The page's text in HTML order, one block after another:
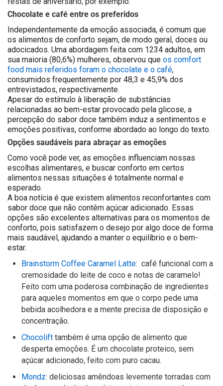
Chocolate e café entre os preferidos
Independentemente da emoção associada, é comum que
os alimentos de conforto sejam, de modo geral, doces ou
adocicados. Uma abordagem feita com 1234 adultos, em
sua maioria (80,6%) mulheres, observou que os comfort
food mais referidos foram o chocolate e o café,
consumidos frequentemente por 48,3 e 45,9% dos
entrevistados, respectivamente.
Apesar do estímulo à liberação de substâncias
relacionadas ao bem-estar provocado pela glicose, a
percepção do sabor doce também induz a sentimentos e
emoções positivas, conforme abordado ao longo do texto.
Opções saudáveis para abraçar as emoções
Como você pode ver, as emoções influenciam nossas
escolhas alimentares, e buscar conforto em certos
alimentos nessas situações é totalmente normal e
esperado.
A boa notícia é que existem alimentos reconfortantes com
sabor doce que não contêm açúcar adicionado. Essas
opções são excelentes alternativas para os momentos de
conforto, pois satisfazem o desejo por algo doce de forma
mais saudável, ajudando a manter o equilíbrio e o bem-
estar.
Brainstorm Coffee Caramel Latte: café funcional com a
cremosidade do leite de coco e notas de caramelo!
Feito com uma poderosa combinação de ingredientes
para aqueles momentos em que o corpo pede uma
bebida acolhedora e a mente precisa de disposição e
concentração.
Chocolift também é uma opção de alimento que
desperta emoções. É um chocolate proteico, sem
açúcar adicionado, feito com puro cacau.
Mondz: deliciosas amêndoas levemente torradas com